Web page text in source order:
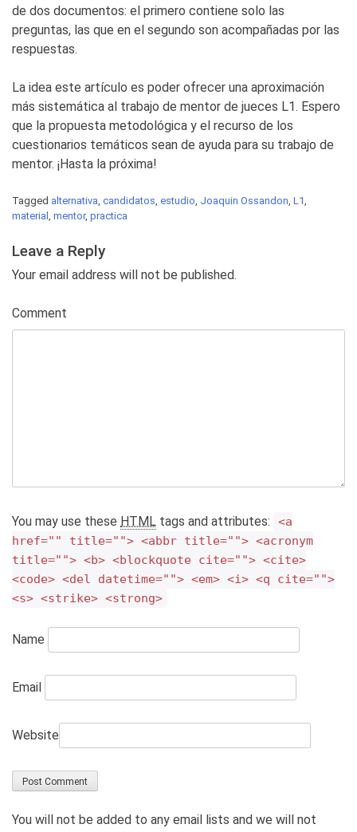
de dos documentos: el primero contiene solo las
preguntas, las que en el segundo son acompañadas por las
respuestas.
La idea este artículo es poder ofrecer una aproximación
más sistemática al trabajo de mentor de jueces L1. Espero
que la propuesta metodológica y el recurso de los
cuestionarios temáticos sean de ayuda para su trabajo de
mentor. ¡Hasta la próxima!
Tagged alternativa, candidatos, estudio, Joaquin Ossandon, L1,
material , mentor, practica
Leave a Reply
Your email address will not be published.
Comment
You may use these HTML tags and attributes:
<a
href="" title=""> <abbr title=""> <acronym
title=""> <b> <blockquote cite=""> <cite>
<code> <del datetime=""> <em> <i> <q cite="">
<s> <strike> <strong>
Name
Email
Website
You will not be added to any email lists and we will not